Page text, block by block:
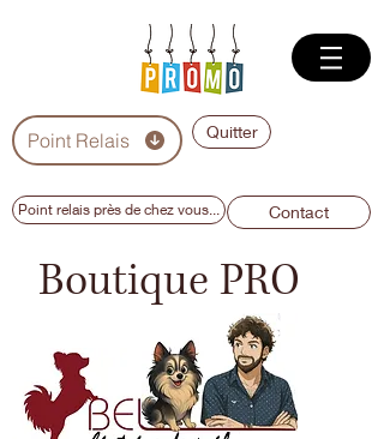
Point Relais Quitter
Point relais près de chez vous... Contact
Boutique PRO